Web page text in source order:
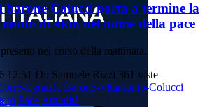
Colucci porta a termine la
di 4km nel nome della pace
nel corso della mattinata.
12:51 Di: Samuele Rizzi 361 viste
Egnazia Barone-Vitantonio-Colucci
Pace Attualità